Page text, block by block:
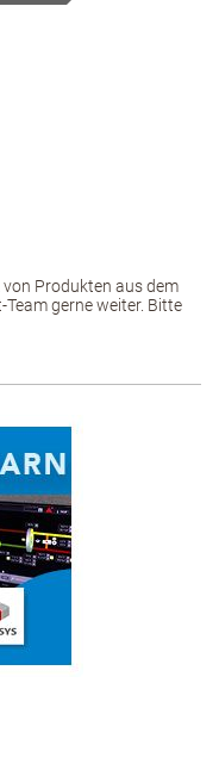
Produkten aus dem
Team gerne weiter. Bitte